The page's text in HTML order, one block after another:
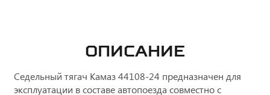
ОПИСАНИЕ
Седельный тягач Камаз 44108-24 предназначен для
эксплуатации в составе автопоезда совместно с